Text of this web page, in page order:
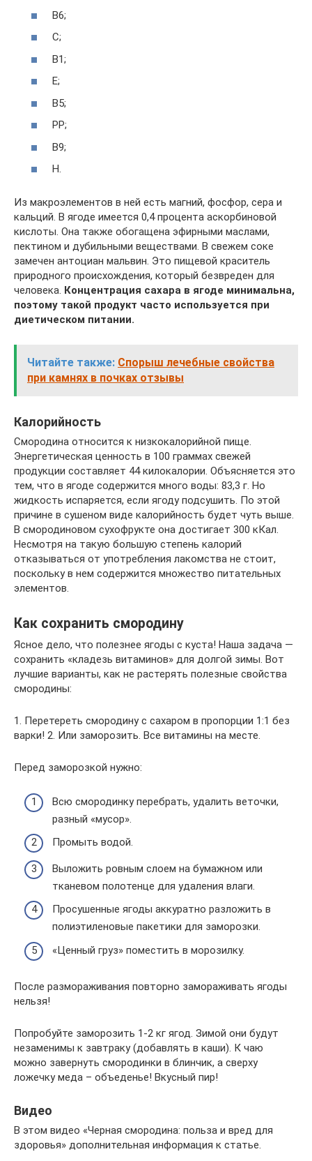
В6;
С;
В1;
Е;
В5;
РР;
В9;
Н.
Из макроэлементов в ней есть магний, фосфор, сера и
кальций. В ягоде имеется 0,4 процента аскорбиновой
кислоты. Она также обогащена эфирными маслами,
пектином и дубильными веществами. В свежем соке
замечен антоциан мальвин. Это пищевой краситель
природного происхождения, который безвреден для
человека. Концентрация сахара в ягоде минимальна,
поэтому такой продукт часто используется при
диетическом питании.
Читайте также: Спорыш лечебные свойства
при камнях в почках отзывы
Калорийность
Смородина относится к низкокалорийной пище.
Энергетическая ценность в 100 граммах свежей
продукции составляет 44 килокалории. Объясняется это
тем, что в ягоде содержится много воды: 83,3 г. Но
жидкость испаряется, если ягоду подсушить. По этой
причине в сушеном виде калорийность будет чуть выше.
В смородиновом сухофрукте она достигает 300 кКал.
Несмотря на такую большую степень калорий
отказываться от употребления лакомства не стоит,
поскольку в нем содержится множество питательных
элементов.
Как сохранить смородину
Ясное дело, что полезнее ягоды с куста! Наша задача —
сохранить «кладезь витаминов» для долгой зимы. Вот
лучшие варианты, как не растерять полезные свойства
смородины:
1. Перетереть смородину с сахаром в пропорции 1:1 без
варки! 2. Или заморозить. Все витамины на месте.
Перед заморозкой нужно:
Всю смородинку перебрать, удалить веточки,
разный «мусор».
Промыть водой.
Выложить ровным слоем на бумажном или
тканевом полотенце для удаления влаги.
Просушенные ягоды аккуратно разложить в
полиэтиленовые пакетики для заморозки.
«Ценный груз» поместить в морозилку.
После размораживания повторно замораживать ягоды
нельзя!
Попробуйте заморозить 1-2 кг ягод. Зимой они будут
незаменимы к завтраку (добавлять в каши). К чаю
можно завернуть смородинки в блинчик, а сверху
ложечку меда – объеденье! Вкусный пир!
Видео
В этом видео «Черная смородина: польза и вред для
здоровья» дополнительная информация к статье.